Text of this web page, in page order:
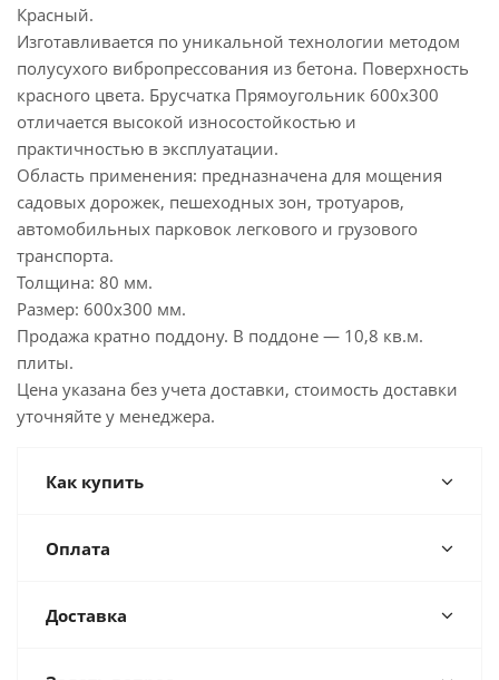
Красный.
Изготавливается по уникальной технологии методом
полусухого вибропрессования из бетона. Поверхность
красного цвета. Брусчатка Прямоугольник 600х300
отличается высокой износостойкостью и
практичностью в эксплуатации.
Область применения: предназначена для мощения
садовых дорожек, пешеходных зон, тротуаров,
автомобильных парковок легкового и грузового
транспорта.
Толщина: 80 мм.
Размер: 600х300 мм.
Продажа кратно поддону. В поддоне — 10,8 кв.м.
плиты.
Цена указана без учета доставки, стоимость доставки
уточняйте у менеджера.
Как купить
Оплата
Доставка